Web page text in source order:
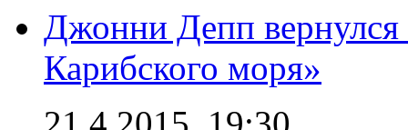
Джонни Депп
Карибского моря»